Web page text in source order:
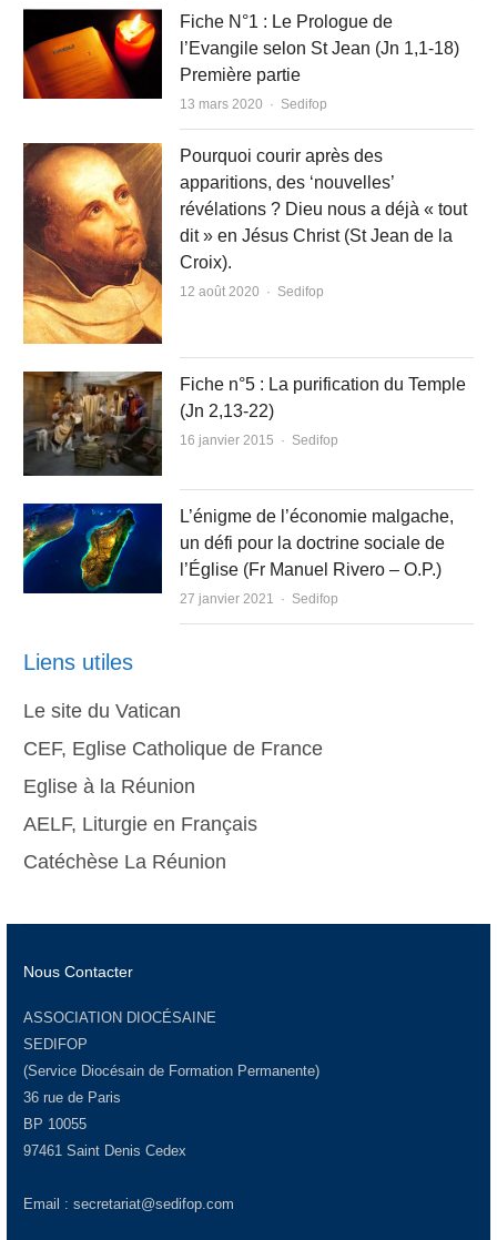
Fiche N°1 : Le Prologue de
l’Evangile selon St Jean (Jn 1,1-18)
Première partie
13 mars 2020 Author
Sedifop
Pourquoi courir après des
apparitions, des ‘nouvelles’
révélations ? Dieu nous a déjà « tout
dit » en Jésus Christ (St Jean de la
Croix).
12 août 2020 Author
Sedifop
Fiche n°5 : La purification du Temple
(Jn 2,13-22)
16 janvier 2015 Author
Sedifop
L’énigme de l’économie malgache,
un défi pour la doctrine sociale de
l’Église (Fr Manuel Rivero – O.P.)
27 janvier 2021 Author
Sedifop
Liens utiles
Le site du Vatican
CEF, Eglise Catholique de France
Eglise à la Réunion
AELF, Liturgie en Français
Catéchèse La Réunion
Nous Contacter
ASSOCIATION DIOCÉSAINE
SEDIFOP
(Service Diocésain de Formation Permanente)
36 rue de Paris
BP 10055
97461 Saint Denis Cedex
Email : secretariat@sedifop.com